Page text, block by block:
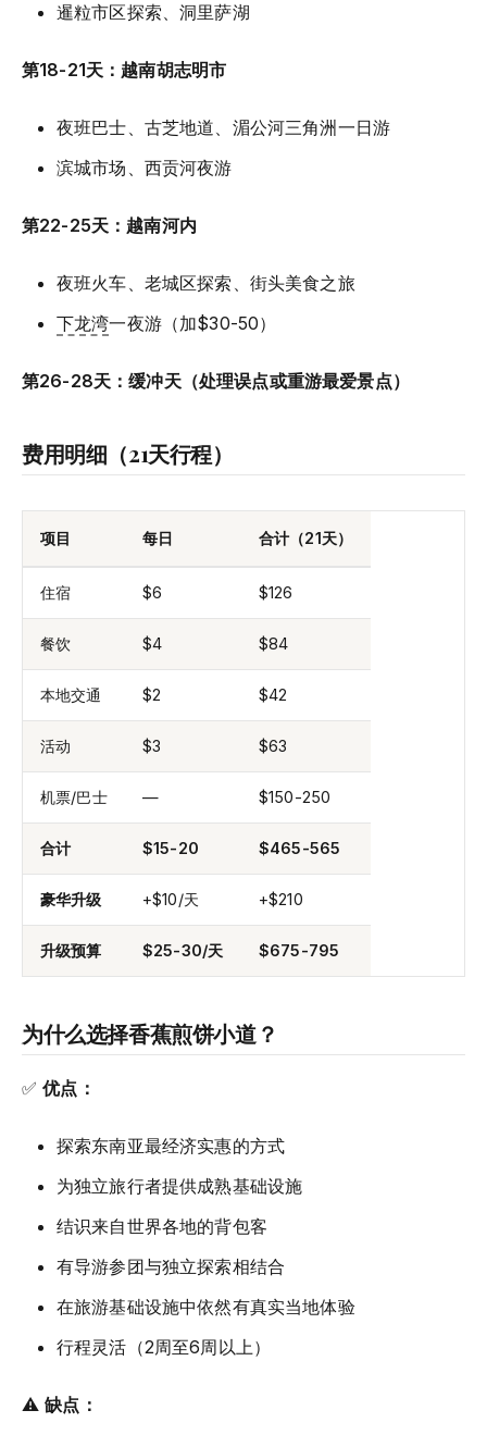
暹粒市区探索、洞里萨湖
第18-21天：越南胡志明市
夜班巴士、古芝地道、湄公河三角洲一日游
滨城市场、西贡河夜游
第22-25天：越南河内
夜班火车、老城区探索、街头美食之旅
下龙湾一夜游（加$30-50）
第26-28天：缓冲天（处理误点或重游最爱景点）
费用明细（21天行程）
项目 每日 合计（21天）
住宿 $6 $126
餐饮 $4 $84
本地交通 $2 $42
活动 $3 $63
机票/巴士 — $150-250
合计 $15-20 $465-565
豪华升级 +$10/天 +$210
升级预算 $25-30/天 $675-795
为什么选择香蕉煎饼小道？
✅优点：
探索东南亚最经济实惠的方式
为独立旅行者提供成熟基础设施
结识来自世界各地的背包客
有导游参团与独立探索相结合
在旅游基础设施中依然有真实当地体验
行程灵活（2周至6周以上）
⚠️缺点：